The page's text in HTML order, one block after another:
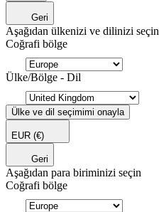
Geri
Aşağıdan ülkenizi ve dilinizi seçin
Coğrafi bölge
Ülke/Bölge - Dil
Ülke ve dil seçimimi onayla
EUR (€)
Geri
Aşağıdan para biriminizi seçin
Coğrafi bölge